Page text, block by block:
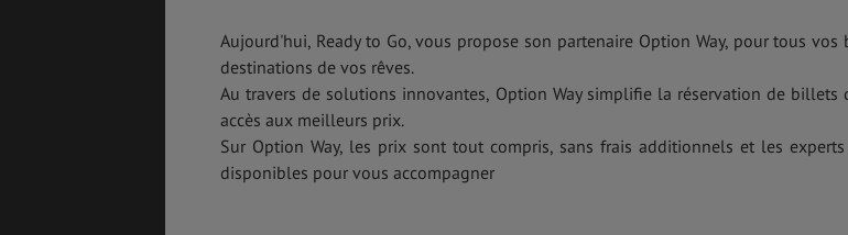
Aujourd'hui, Ready to Go, vous propose son partenaire Option Way, pour tous
destinations de vos rêves.
Au travers de solutions innovantes, Option Way simplifie la réservation de billets
accès aux meilleurs prix.
Sur Option Way, les prix sont tout compris, sans frais additionnels et les
disponibles pour vous accompagner